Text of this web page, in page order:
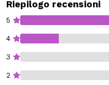
sui capelli,
alle punte.
Lasciare agire da 5 a
Riepilogo recensioni
5
4
3
2